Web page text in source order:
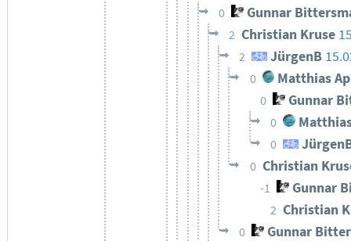
0 Gunnar
2 Christian Kruse
2 JürgenB
0 Matthias
0 Gunnar
0
0
0 Christian
-1 Gunnar
2 Christian
0 Gunnar